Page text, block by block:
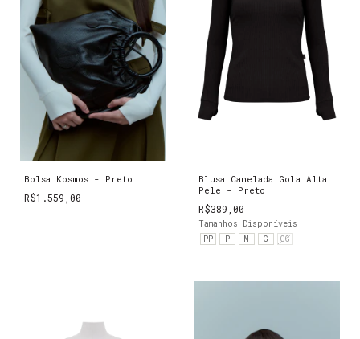
Bolsa Kosmos - Preto
R$1.559,00
Blusa Canelada Gola Alta
Pele - Preto
R$389,00
Tamanhos Disponíveis
PP
P M G GG